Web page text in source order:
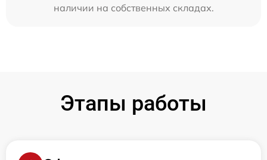
наличии на собственных складах.
Этапы работы